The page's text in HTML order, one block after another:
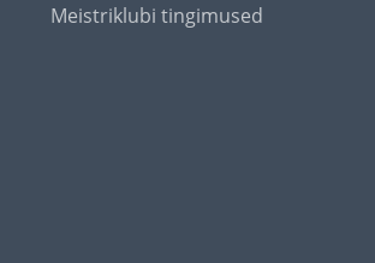
Meistriklubi tingimused